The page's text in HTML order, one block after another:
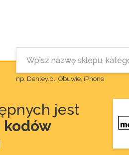
np. Denley.pl, Obuwie, iPhone
jest
kodów